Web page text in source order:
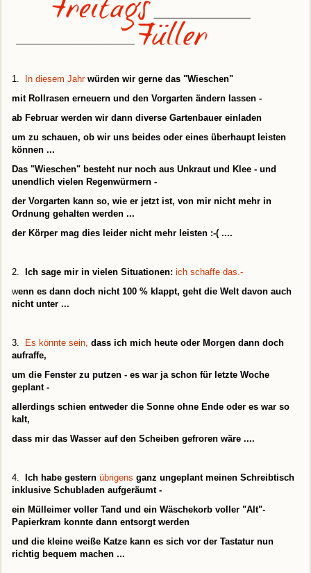
1. In diesem Jahr würden wir gerne das "Wieschen"
mit Rollrasen erneuern und den Vorgarten ändern lassen -
ab Februar werden wir dann diverse Gartenbauer einladen
um zu schauen, ob wir uns beides oder eines überhaupt leisten
können ...
Das "Wieschen" besteht nur noch aus Unkraut und Klee - und
unendlich vielen Regenwürmern -
der Vorgarten kann so, wie er jetzt ist, von mir nicht mehr in
Ordnung gehalten werden ...
der Körper mag dies leider nicht mehr leisten :-( ....
2. Ich sage mir in vielen Situationen: ich schaffe das.-
wenn es dann doch nicht 100 % klappt, geht die Welt davon auch
nicht unter ...
3. Es könnte sein, dass ich mich heute oder Morgen dann doch
aufraffe,
um die Fenster zu putzen - es war ja schon für letzte Woche
geplant -
allerdings schien entweder die Sonne ohne Ende oder es war so
kalt,
dass mir das Wasser auf den Scheiben gefroren wäre ....
4. Ich habe gestern übrigens ganz ungeplant meinen Schreibtisch
inklusive Schubladen aufgeräumt -
ein Mülleimer voller Tand und ein Wäschekorb voller "Alt"-
Papierkram konnte dann entsorgt werden
und die kleine weiße Katze kann es sich vor der Tastatur nun
richtig bequem machen ...